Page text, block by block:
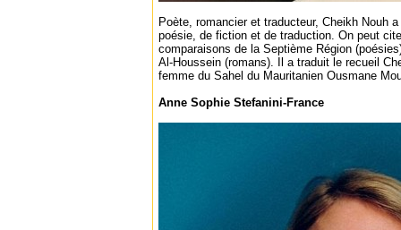
Poète, romancier et traducteur, Cheikh Nouh
poésie, de fiction et de traduction. On peut
comparaisons de la Septième Région
Al-Houssein (romans). Il a traduit le recueil
femme du Sahel du Mauritanien Ousmane
Anne Sophie Stefanini-France